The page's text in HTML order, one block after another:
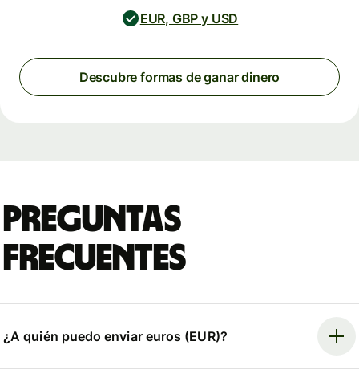
EUR, GBP y USD
Descubre formas de ganar dinero
Preguntas
frecuentes
¿A quién puedo enviar euros (EUR)?